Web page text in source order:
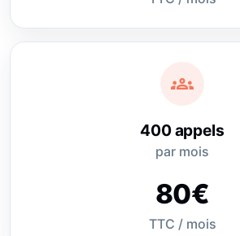
groups
400 appels
par mois
80€
TTC / mois